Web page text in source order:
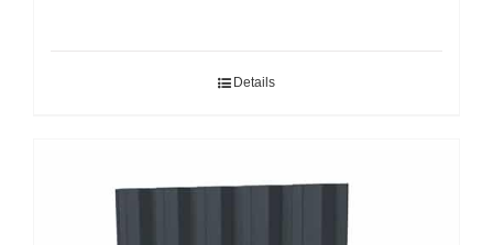
Details